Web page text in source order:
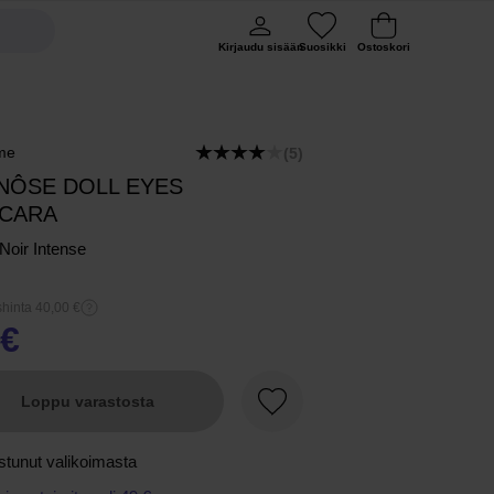
Kirjaudu sisäänSuosikki Ostoskori
(5)
DOLL EYES
Intense
40,00 €
Loppu varastosta
Suosikki
valikoimasta